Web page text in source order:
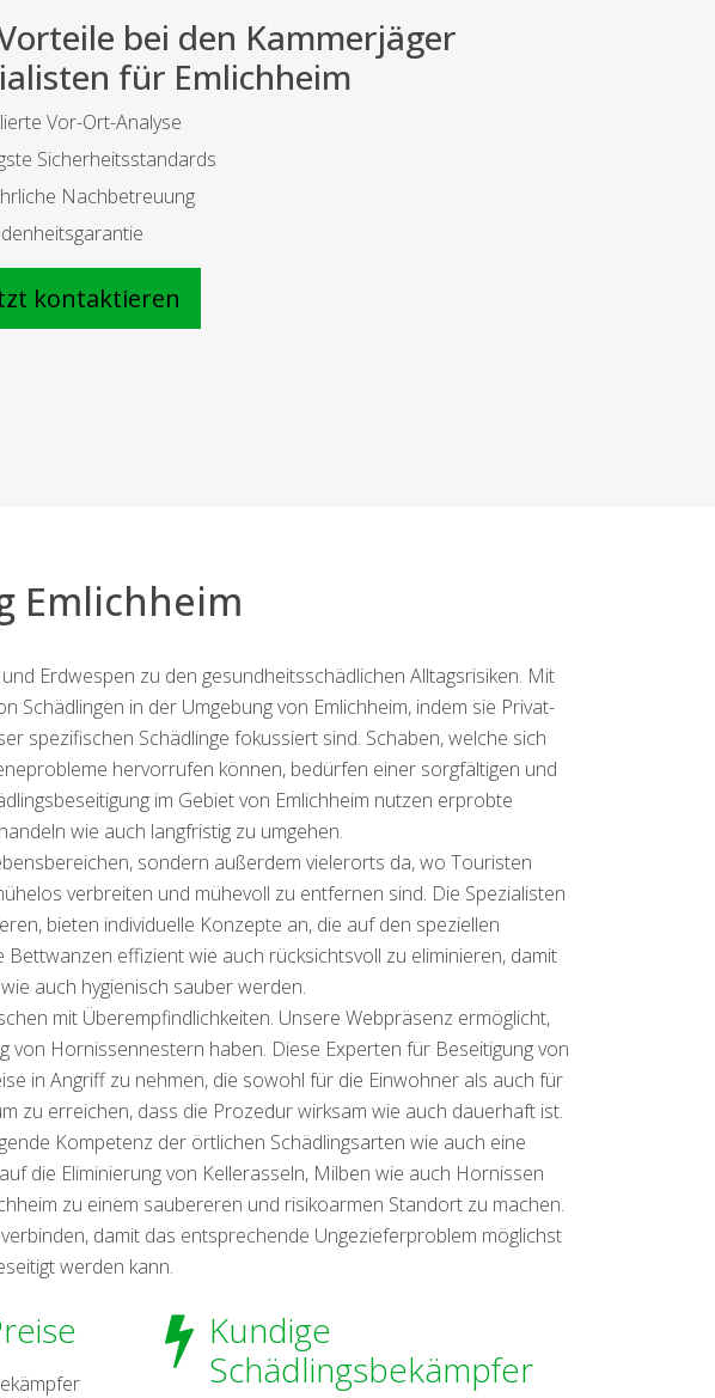
bei den Kammerjäger
für Emlichheim
Vor-Ort-Analyse
Sicherheitsstandards
Nachbetreuung
kontaktieren
Emlichheim
Erdwespen zu den gesundheitsschädlichen Alltagsrisiken. Mit
in der Umgebung von Emlichheim, indem sie Privat-
spezifischen Schädlinge fokussiert sind. Schaben, welche sich
hervorrufen können, bedürfen einer sorgfältigen und
im Gebiet von Emlichheim nutzen erprobte
wie auch langfristig zu umgehen.
sondern außerdem vielerorts da, wo Touristen
verbreiten und mühevoll zu entfernen sind. Die Spezialisten
bieten individuelle Konzepte an, die auf den speziellen
effizient wie auch rücksichtsvoll zu eliminieren, damit
auch hygienisch sauber werden.
mit Überempfindlichkeiten. Unsere Webpräsenz ermöglicht,
von Hornissennestern haben. Diese Experten für Beseitigung von
in Angriff zu nehmen, die sowohl für die Einwohner als auch für
zu erreichen, dass die Prozedur wirksam wie auch dauerhaft ist.
Kompetenz der örtlichen Schädlingsarten wie auch eine
die Eliminierung von Kellerasseln, Milben wie auch Hornissen
zu einem saubereren und risikoarmen Standort zu machen.
damit das entsprechende Ungezieferproblem möglichst
werden kann.
Kundige
Schädlingsbekämpfer